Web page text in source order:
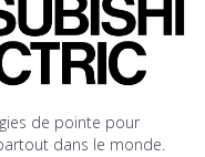
de pointe pour
dans le monde.